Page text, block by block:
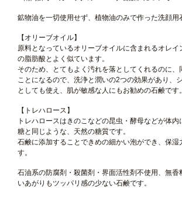
鉱物油を一切使用せず、植物油のみで作った洗顔用
【オリーブオイル】
原料となっているオリーブオイルに含まれるオレイ
の脂肪酸とよく似ています。
そのため、とてもよく汚れを落としてくれるのに、
ことになるので、洗浄と潤いの2つの効果があり、
としても使え、肌が敏感な人にもお勧めの石鹸です。
【トレハロース】
トレハロースはきのこなどの昆虫・酵母などが体内
糖と同じような、天然の糖質です。
石鹸に添加することできめの細かい泡ができ、保湿
す。
石油系の防腐剤・殺菌剤・界面活性剤不使用、無香
いあがりもツッパリ感の少ない石鹸です。